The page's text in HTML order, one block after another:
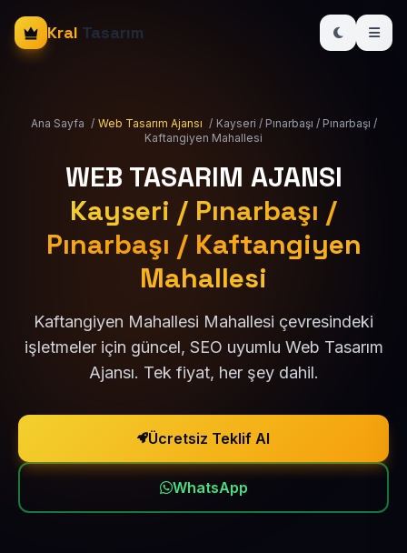
Kral Tasarım
Ana Sayfa / Web Tasarım Ajansı / Kayseri / Pınarbaşı / Pınarbaşı /
Kaftangiyen Mahallesi
WEB TASARIM AJANSI
Kayseri / Pınarbaşı /
Pınarbaşı / Kaftangiyen
Mahallesi
Kaftangiyen Mahallesi Mahallesi çevresindeki
işletmeler için güncel, SEO uyumlu Web Tasarım
Ajansı. Tek fiyat, her şey dahil.
Ücretsiz Teklif Al
WhatsApp